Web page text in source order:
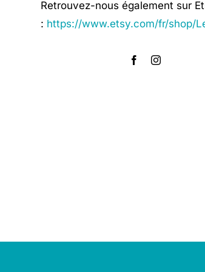
Retrouvez-nous également sur
: https://www.etsy.com/fr/shop/